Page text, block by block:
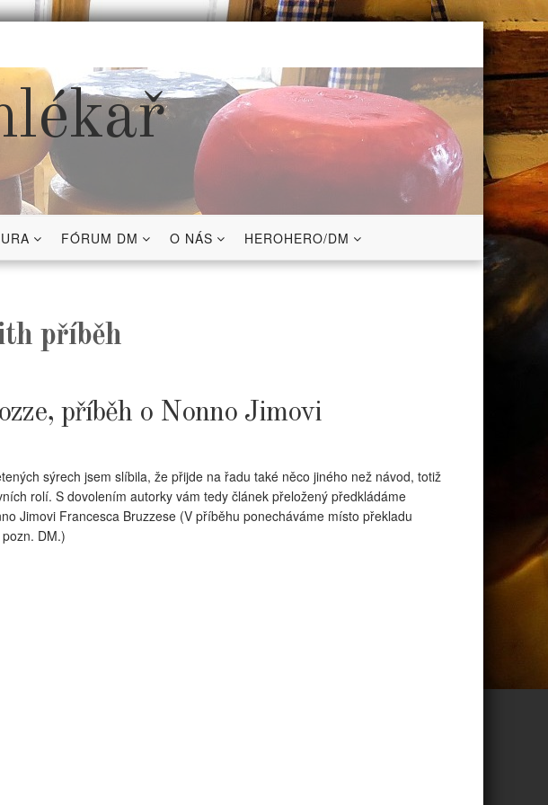
FÓRUM DM O NÁS HEROHERO/DM
příběh
příběh o Nonno Jimovi
sýrech jsem slíbila, že přijde na řadu také něco jiného než návod, totiž
rolí. S dovolením autorky vám tedy článek přeložený předkládáme
Jimovi Francesca Bruzzese (V příběhu ponecháváme místo překladu
pozn. DM.)